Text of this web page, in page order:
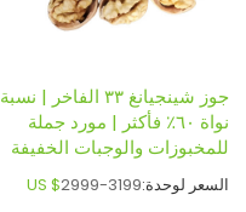
جوز شينجيانغ ٣٣ الفاخر | نسبة
نواة ٦٠٪ فأكثر | مورد جملة
للمخبوزات والوجبات الخفيفة
السعر لوحدة: US $2999-3199